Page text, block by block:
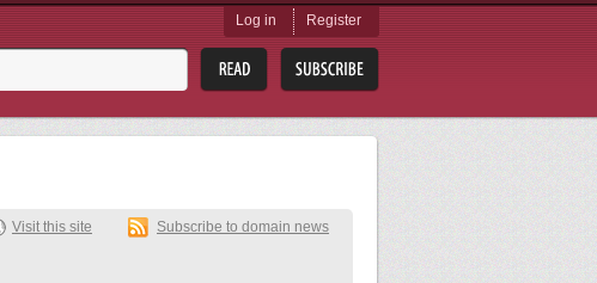
Log in Register
Visit this site Subscribe to domain news